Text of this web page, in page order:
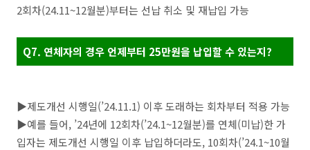
2회차(24.11~12월분)부터는 선납 취소 및 재납입 가능
Q7. 연체자의 경우 언제부터 25만원을 납입할 수 있는지?
▶제도개선 시행일(’24.11.1) 이후 도래하는 회차부터 적용 가능
▶예를 들어, ’24년에 12회차(’24.1~12월분)를 연체(미납)한 가
입자는 제도개선 시행일 이후 납입하더라도, 10회차(’24.1~10월